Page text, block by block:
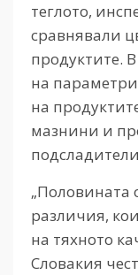
теглото,
сравнявали
продуктите.
на параметри
на
мазнини и
„Половината
различия,
на тяхното
Словакия